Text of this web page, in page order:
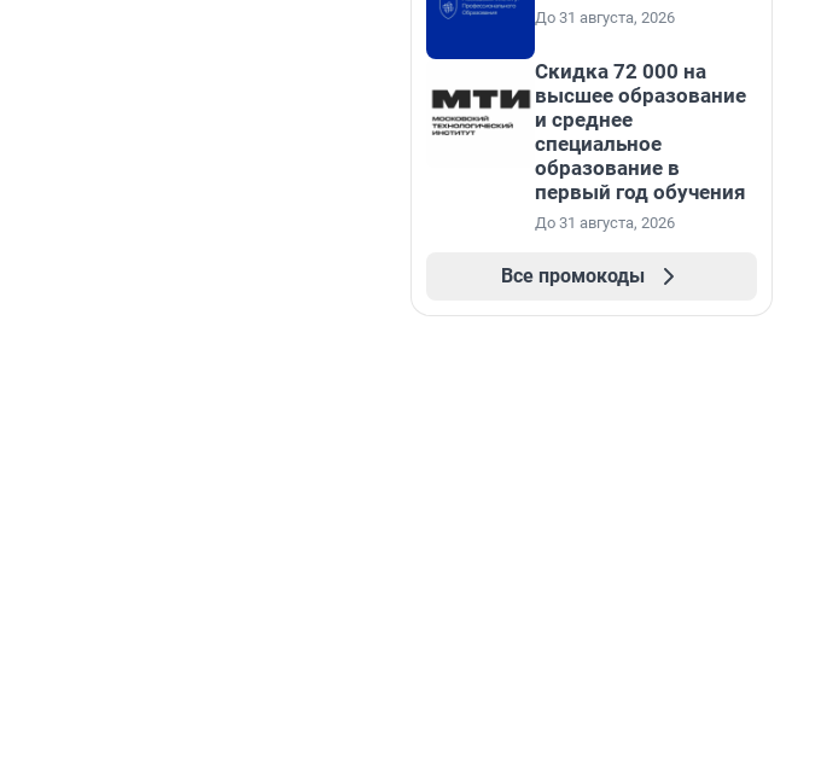
До 31 августа, 2026
Скидка 72 000 на
высшее образование
и среднее
специальное
образование в
первый год обучения
До 31 августа, 2026
Все промокоды